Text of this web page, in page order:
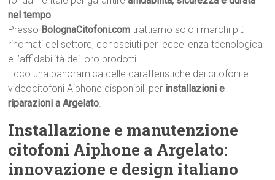
nel tempo.
Presso BolognaCitofoni.com trattiamo solo i marchi più
rinomati del settore, conosciuti per leccellenza tecnologica
e l’affidabilità dei loro prodotti.
Ecco una panoramica delle caratteristiche dei citofoni e
videocitofoni Aiphone disponibili per installazioni e
riparazioni a Argelato.
Installazione e manutenzione
citofoni Aiphone a Argelato:
innovazione e design italiano